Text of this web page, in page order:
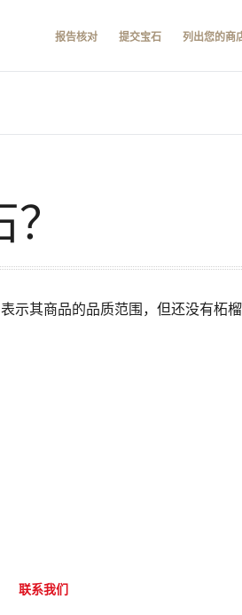
报告核对 提交宝石 列出您的商
示其商品的品质范围，但还没有柘
联系我们